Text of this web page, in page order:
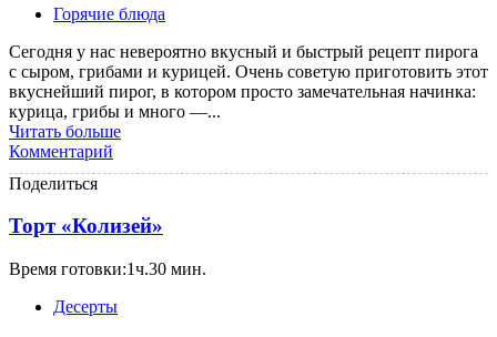
Горячие блюда
Сегодня у нас невероятно вкусный и быстрый рецепт пирога
с сыром, грибами и курицей. Очень советую приготовить этот
вкуснейший пирог, в котором просто замечательная начинка:
курица, грибы и много —...
Читать больше
Комментарий
Поделиться
Торт «Колизей»
Время готовки:1ч.30 мин.
Десерты